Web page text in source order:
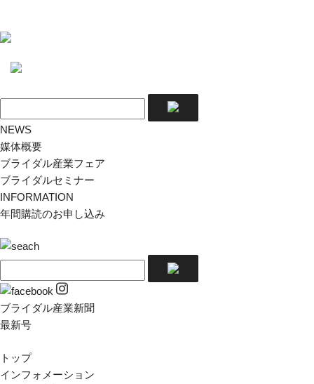
NEWS
媒体概要
ブライダル産業フェア
ブライダルセミナー
INFORMATION
年間購読のお申し込み
ブライダル産業新聞
最新号
トップ
インフォメーション